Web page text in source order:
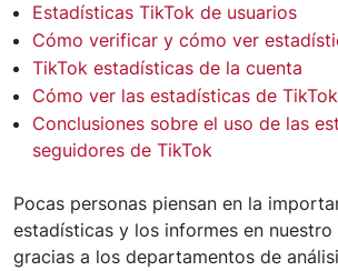
Estadísticas TikTok de usuarios
Cómo verificar y cómo ver
TikTok estadísticas de la cuenta
Cómo ver las estadísticas de TikTok
Conclusiones sobre el uso de las
seguidores de TikTok
Pocas personas piensan en la
estadísticas y los informes en nuestro
gracias a los departamentos de